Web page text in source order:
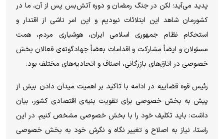
پدید می‌آید؛ لکن در جنگ رمضان و دوره آتش‌بس پس از آن، ما در
کشورمان شاهد این ابتلائات نبودیم و این امر ناشی از اقتدار و
استحکام نظام جمهوری اسلامی ایران، هوشیاری مردم، همت
مسئولان و ایضاً مشارکت و اقدامات بعضاً جهادگونه‌ی فعالان بخش
خصوصی در اتاق‌های بازرگانی، اصناف و اتحادیه‌های مختلف بود.
رئیس قوه قضاییه در ادامه با تاکید بر اهمیت میدان دادن بیش از
پیش به بخش خصوصی برای تقویت بنیه‌ی اقتصادی کشور، بیان
داشت: باید تکلیف خود را با بخش خصوصی مشخص کنیم. در این
راستا، نیاز به اصلاح و تغییر نگاه و نگرش خود به بخش خصوصی